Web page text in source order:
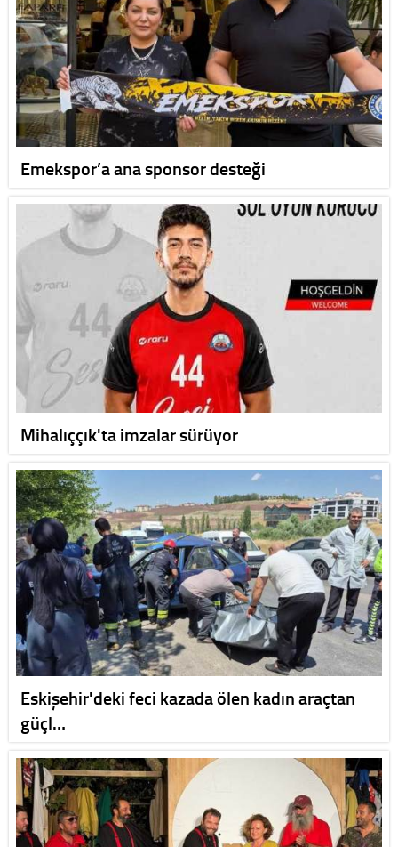
Emekspor’a ana sponsor desteği
Mihalıççık'ta imzalar sürüyor
Eskişehir'deki feci kazada ölen kadın araçtan
güçl…